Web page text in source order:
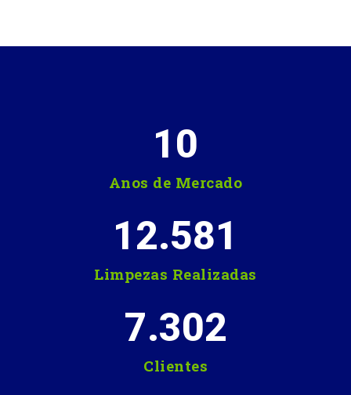
Anos de Mercado
10
Limpezas Realizadas
12.581
Clientes
7.302